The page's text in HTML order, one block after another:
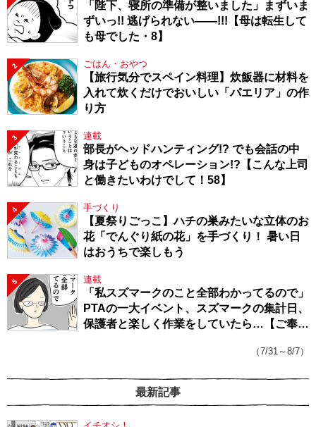
「陛下、寝所の準備が整いました」まずいま
ずいっ!! 逃げられない――!!!【母は転生して
も母でした・8】
2 ごはん・おやつ
【旅行気分でスペイン料理】炊飯器に材料を
入れて炊くだけでおいしい「パエリア」の作
り方
3 連載
部長がヘッドハンティング!? でも会話の中
身は子どものオペレーション!?【こんな上司
と働きたいわけでして！58】
4 手づくり
【夏祭りごっこ】ハチの巣みたいな立体のお
花「でんぐり紙の花」を手づくり！ 暑い日
はおうちで楽しもう
5 連載
「私スズマークのこと全部わかってるので」
PTAの一大イベント、スズマークの集計日、
保護者と楽しく作業をしていたら…【ご奉仕
（7/31～8/7）
最新記事